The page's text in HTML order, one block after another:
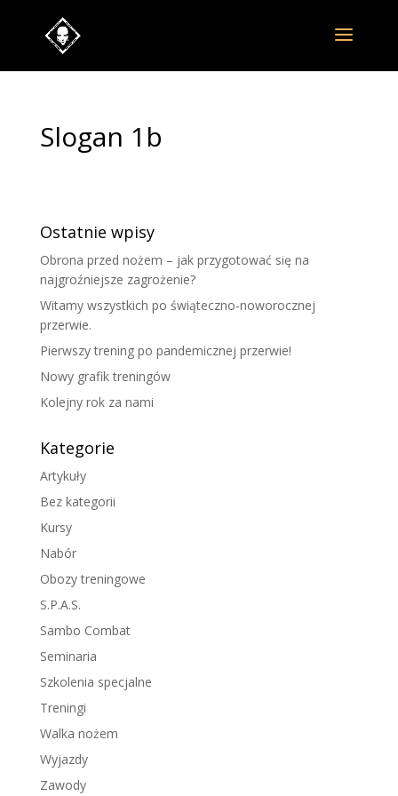
Slogan 1b
Ostatnie wpisy
Obrona przed nożem – jak przygotować się na
najgroźniejsze zagrożenie?
Witamy wszystkich po świąteczno-noworocznej
przerwie.
Pierwszy trening po pandemicznej przerwie!
Nowy grafik treningów
Kolejny rok za nami
Kategorie
Artykuły
Bez kategorii
Kursy
Nabór
Obozy treningowe
S.P.A.S.
Sambo Combat
Seminaria
Szkolenia specjalne
Treningi
Walka nożem
Wyjazdy
Zawody